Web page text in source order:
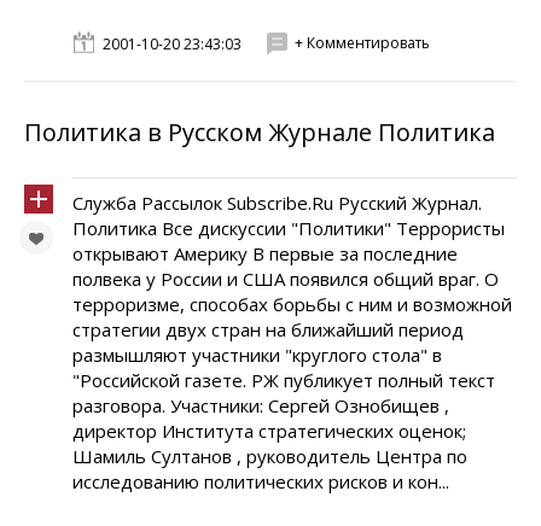
2001-10-20 23:43:03 + Комментировать
Политика в Русском Журнале Политика
Служба Рассылок Subscribe.Ru Русский Журнал.
Политика Все дискуссии "Политики" Террористы
открывают Америку В первые за последние
полвека у России и США появился общий враг. О
терроризме, способах борьбы с ним и возможной
стратегии двух стран на ближайший период
размышляют участники "круглого стола" в
"Российской газете. РЖ публикует полный текст
разговора. Участники: Сергей Ознобищев ,
директор Института стратегических оценок;
Шамиль Султанов , руководитель Центра по
исследованию политических рисков и кон...